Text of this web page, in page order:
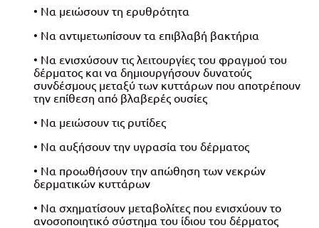
• Να μειώσουν τη ερυθρότητα
• Να αντιμετωπίσουν τα επιβλαβή βακτήρια
• Να ενισχύσουν τις λειτουργίες του φραγμού του
δέρματος και να δημιουργήσουν δυνατούς
συνδέσμους μεταξύ των κυττάρων που αποτρέπουν
την επίθεση από βλαβερές ουσίες
• Να μειώσουν τις ρυτίδες
• Να αυξήσουν την υγρασία του δέρματος
• Να προωθήσουν την απώθηση των νεκρών
δερματικών κυττάρων
• Να σχηματίσουν μεταβολίτες που ενισχύουν το
ανοσοποιητικό σύστημα του ίδιου του δέρματος